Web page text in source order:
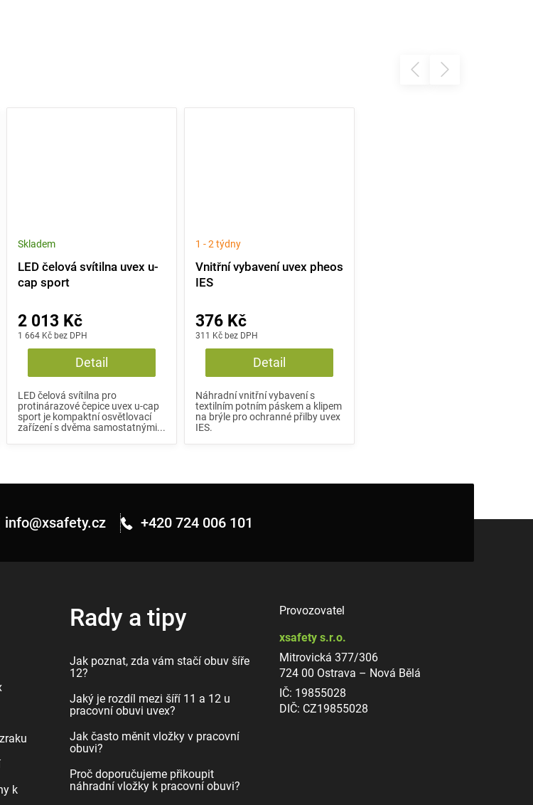
LED čelová svítilna uvex u-
cap sport
Skladem
1 664 Kč bez DPH
2 013 Kč
Detail
LED čelová svítilna pro
protinárazové čepice uvex u-cap
sport je kompaktní osvětlovací
zařízení s dvěma samostatnými...
Vnitřní vybavení uvex pheos
IES
1 - 2 týdny
311 Kč bez DPH
376 Kč
Detail
Náhradní vnitřní vybavení s
textilním potním páskem a klipem
na brýle pro ochranné přilby uvex
IES.
info@xsafety.cz +420 724 006 101
k
Rady a tipy
Jak poznat, zda vám stačí obuv šíře
12?
Jaký je rozdíl mezi šíří 11 a 12 u
pracovní obuvi uvex?
Jak často měnit vložky v pracovní
obuvi?
Proč doporučujeme přikoupit
náhradní vložky k pracovní obuvi?
Provozovatel
xsafety s.r.o.
Mitrovická 377/306
724 00 Ostrava – Nová Bělá
IČ: 19855028
DIČ: CZ19855028